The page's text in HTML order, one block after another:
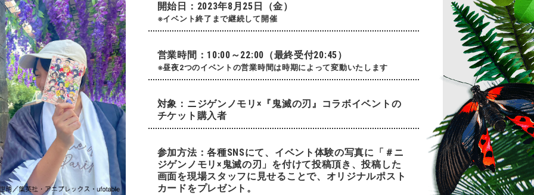
開始日： 2023年8月25日（金）
※イベント終了まで継続して開催
営業時間： 10:00～22:00（最終受付20:45）
※昼夜2つのイベントの営業時間は時期によって変動いたします
対象： ニジゲンノモリ×『鬼滅の刃』コラボイベントの
チケット購入者
参加方法：各種SNSにて、イベント体験の写真に「＃ニ
ジゲンノモリ×鬼滅の刃」を付けて投稿頂き、投稿した
画面を現場スタッフに見せることで、オリジナルポスト
カードをプレゼント。